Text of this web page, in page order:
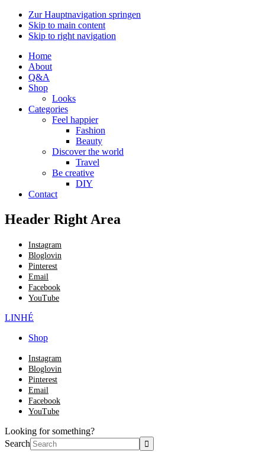
Zur Hauptnavigation springen
Skip to main content
Skip to right navigation
Home
About
Q&A
Shop
Looks
Categories
Feel happier
Fashion
Beauty
Discover the world
Travel
Be creative
DIY
Contact
Header Right Area
Instagram
Bloglovin
Pinterest
Email
Facebook
YouTube
LINHÉ
Shop
Instagram
Bloglovin
Pinterest
Email
Facebook
YouTube
Looking for something?
Search